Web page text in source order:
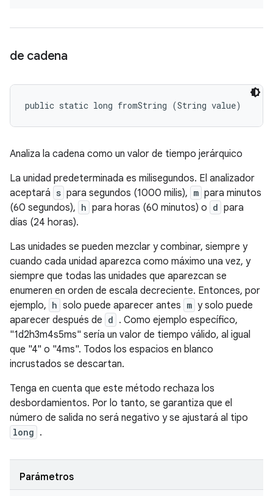
de cadena
public static long fromString (String value)
Analiza la cadena como un valor de tiempo jerárquico
La unidad predeterminada es milisegundos. El analizador
aceptará s para segundos (1000 milis), m para minutos
(60 segundos), h para horas (60 minutos) o d para
días (24 horas).
Las unidades se pueden mezclar y combinar, siempre y
cuando cada unidad aparezca como máximo una vez, y
siempre que todas las unidades que aparezcan se
enumeren en orden de escala decreciente. Entonces, por
ejemplo, h solo puede aparecer antes m y solo puede
aparecer después de d . Como ejemplo específico,
"1d2h3m4s5ms" sería un valor de tiempo válido, al igual
que "4" o "4ms". Todos los espacios en blanco
incrustados se descartan.
Tenga en cuenta que este método rechaza los
desbordamientos. Por lo tanto, se garantiza que el
número de salida no será negativo y se ajustará al tipo
long .
Parámetros